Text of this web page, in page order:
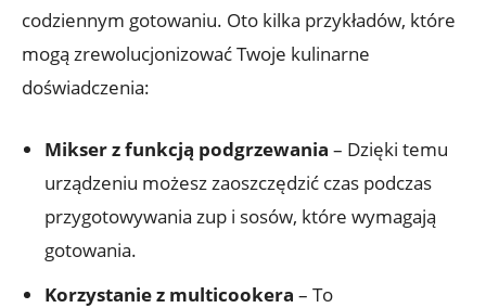
codziennym gotowaniu. Oto kilka przykładów, które
mogą zrewolucjonizować Twoje kulinarne
doświadczenia:
Mikser z funkcją podgrzewania – Dzięki temu
urządzeniu możesz zaoszczędzić czas podczas
przygotowywania zup i sosów, które wymagają
gotowania.
Korzystanie z multicookera – To